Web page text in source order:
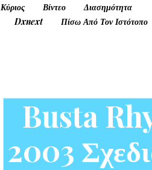
Κύριος Βίντεο
Διασημότητα
Dxnext
Πίσω Από Τον Ιστότοπο
Busta
2003